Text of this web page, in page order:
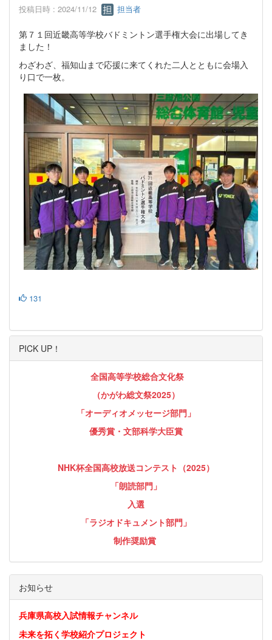
投稿日時 : 2024/11/12 担当者
第７１回近畿高等学校バドミントン選手権大会に出場してき
ました！
わざわざ、福知山まで応援に来てくれた二人とともに会場入
り口で一枚。
131
PICK UP！
全国高等学校総合文化祭
（かがわ総文祭2025）
「オーディオメッセージ部門」
優秀賞・文部科学大臣賞
NHK杯全国高校放送コンテスト（2025）
「朗読部門」
入選
「ラジオドキュメント部門」
制作奨励賞
お知らせ
兵庫県高校入試情報チャンネル
未来を拓く学校紹介プロジェクト